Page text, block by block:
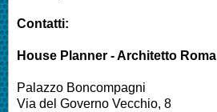
Contatti:
House Planner - Architetto Roma
Palazzo Boncompagni
Via del Governo Vecchio, 8